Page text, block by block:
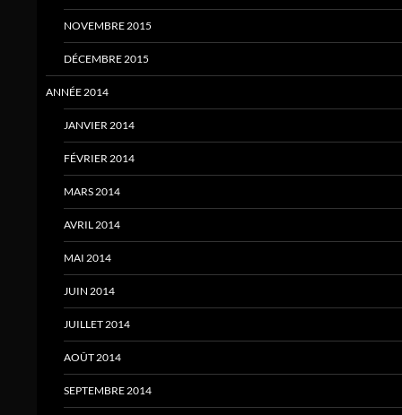
NOVEMBRE 2015
DÉCEMBRE 2015
ANNÉE 2014
JANVIER 2014
FÉVRIER 2014
MARS 2014
AVRIL 2014
MAI 2014
JUIN 2014
JUILLET 2014
AOÛT 2014
SEPTEMBRE 2014